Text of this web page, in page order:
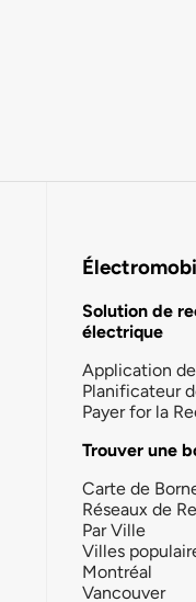
Solution de
électrique
Application
Planificateur
Payer for la
Trouver une
Carte de
Réseaux de
Par Ville
Villes
Montréal
Vancouver